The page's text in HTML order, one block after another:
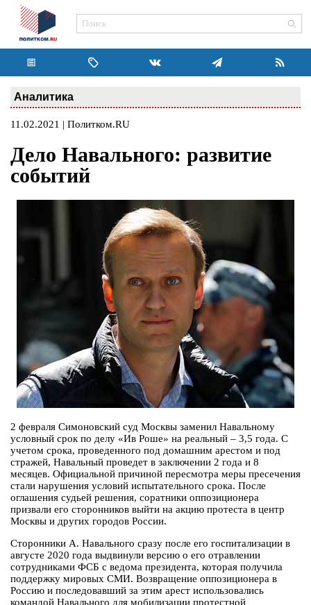
Аналитика
11.02.2021 | Политком.RU
Дело Навального: развитие
событий
2 февраля Симоновский суд Москвы заменил Навальному
условный срок по делу «Ив Роше» на реальный – 3,5 года. С
учетом срока, проведенного под домашним арестом и под
стражей, Навальный проведет в заключении 2 года и 8
месяцев. Официальной причиной пересмотра меры пресечения
стали нарушения условий испытательного срока. После
оглашения судьей решения, соратники оппозиционера
призвали его сторонников выйти на акцию протеста в центр
Москвы и других городов России.
Сторонники А. Навального сразу после его госпитализации в
августе 2020 года выдвинули версию о его отравлении
сотрудниками ФСБ с ведома президента, которая получила
поддержку мировых СМИ. Возвращение оппозиционера в
Россию и последовавший за этим арест использовались
командой Навального для мобилизации протестной